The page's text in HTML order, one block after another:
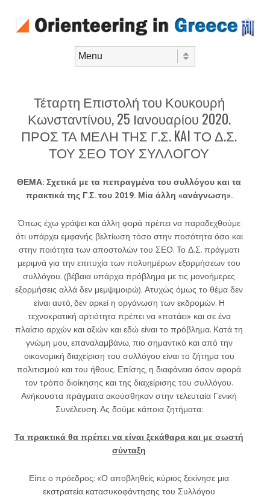
Τέταρτη Επιστολή του Κουκουρή
Κωνσταντίνου, 25 Ιανουαρίου 2020.
ΠΡΟΣ ΤΑ ΜΕΛΗ ΤΗΣ Γ.Σ. KAI ΤΟ Δ.Σ.
ΤΟΥ ΣΕΟ ΤΟΥ ΣΥΛΛΟΓΟΥ
ΘΕΜΑ: Σχετικά με τα πεπραγμένα του συλλόγου και τα
πρακτικά της Γ.Σ. του 2019. Μία άλλη «ανάγνωση».
Όπως έχω γράψει και άλλη φορά πρέπει να παραδεχθούμε
ότι υπάρχει εμφανής βελτίωση τόσο στην ποσότητα όσο και
στην ποιότητα των αποστολών του ΣΕΟ. Το Δ.Σ. πράγματι
μεριμνά για την επιτυχία των πολυημέρων εξορμήσεων του
συλλόγου. (βέβαια υπάρχει πρόβλημα με τις μονοήμερες
εξορμήσεις αλλά δεν μεμψιμοιρώ). Ατυχώς όμως το θέμα δεν
είναι αυτό, δεν αρκεί η οργάνωση των εκδρομών. Η
τεχνοκρατική αρτιότητα πρέπει να «πατάει» και σε ένα
πλαίσιο αρχών και αξιών και εδώ είναι το πρόβλημα. Κατά τη
γνώμη μου, επαναλαμβάνω, πιο σημαντικό και από την
οικονομική διαχείριση του συλλόγου είναι το ζήτημα του
πολιτισμού και του ήθους. Επίσης, η διαφάνεια όσον αφορά
τον τρόπο διοίκησης και της διαχείρισης του συλλόγου.
Ανήκουστα πράγματα ακούσθηκαν στην τελευταία Γενική
Συνέλευση. Ας δούμε κάποια ζητήματα:
Τα πρακτικά θα πρέπει να είναι ξεκάθαρα και με σωστή
σύνταξη
Είπε ο πρόεδρος: «Ο αποβληθείς κύριος ξεκίνησε μια
εκστρατεία κατασυκοφάντησης του Συλλόγου